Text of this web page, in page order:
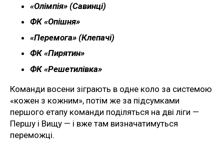
«Олімпія» (Савинці)
ФК «Опішня»
«Перемога» (Клепачі)
ФК «Пирятин»
ФК «Решетилівка»
Команди восени зіграють в одне коло за системою
«кожен з кожним», потім же за підсумками
першого етапу команди поділяться на дві ліги —
Першу і Вищу — і вже там визначатимуться
переможці.